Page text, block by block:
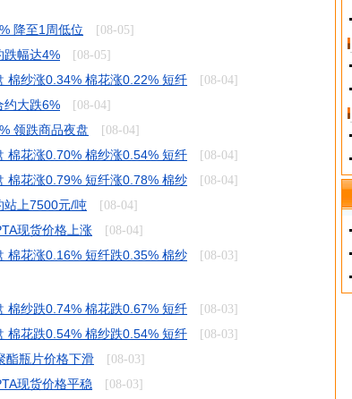
降至1周低位 [08-05]
跌幅达4% [08-05]
棉纱涨0.34% 棉花涨0.22% 短纤 [08-04]
约大跌6% [08-04]
领跌商品夜盘 [08-04]
棉花涨0.70% 棉纱涨0.54% 短纤 [08-04]
棉花涨0.79% 短纤涨0.78% 棉纱 [08-04]
站上7500元/吨 [08-04]
现货价格上涨 [08-04]
棉花涨0.16% 短纤跌0.35% 棉纱 [08-03]
棉纱跌0.74% 棉花跌0.67% 短纤 [08-03]
棉花跌0.54% 棉纱跌0.54% 短纤 [08-03]
酯瓶片价格下滑 [08-03]
现货价格平稳 [08-03]